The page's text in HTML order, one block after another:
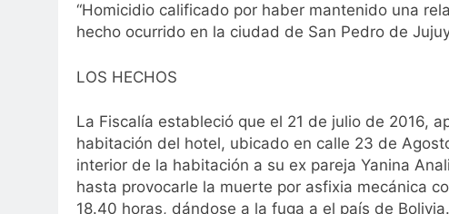
“Homicidio calificado por haber mantenido una
hecho ocurrido en la ciudad de San Pedro de
LOS HECHOS
La Fiscalía estableció que el 21 de julio de 2016,
habitación del hotel, ubicado en calle 23 de
interior de la habitación a su ex pareja Yanina
hasta provocarle la muerte por asfixia mecánica
18.40 horas, dándose a la fuga a el país de Bolivia.